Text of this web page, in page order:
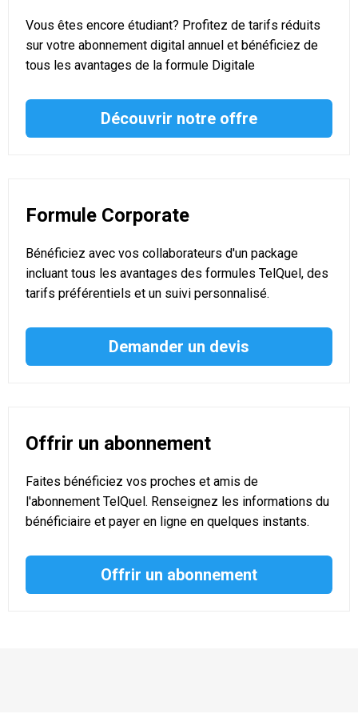
Vous êtes encore étudiant? Profitez de tarifs réduits
sur votre abonnement digital annuel et bénéficiez de
tous les avantages de la formule Digitale
Découvrir notre offre
Formule Corporate
Bénéficiez avec vos collaborateurs d'un package
incluant tous les avantages des formules TelQuel, des
tarifs préférentiels et un suivi personnalisé.
Demander un devis
Offrir un abonnement
Faites bénéficiez vos proches et amis de
l'abonnement TelQuel. Renseignez les informations du
bénéficiaire et payer en ligne en quelques instants.
Offrir un abonnement